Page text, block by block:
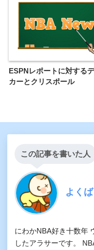
ESPNレポートに対する
カーとクリスポール
この記事を書いた人
よく
にわかNBA好き十数年
したアラサーです。